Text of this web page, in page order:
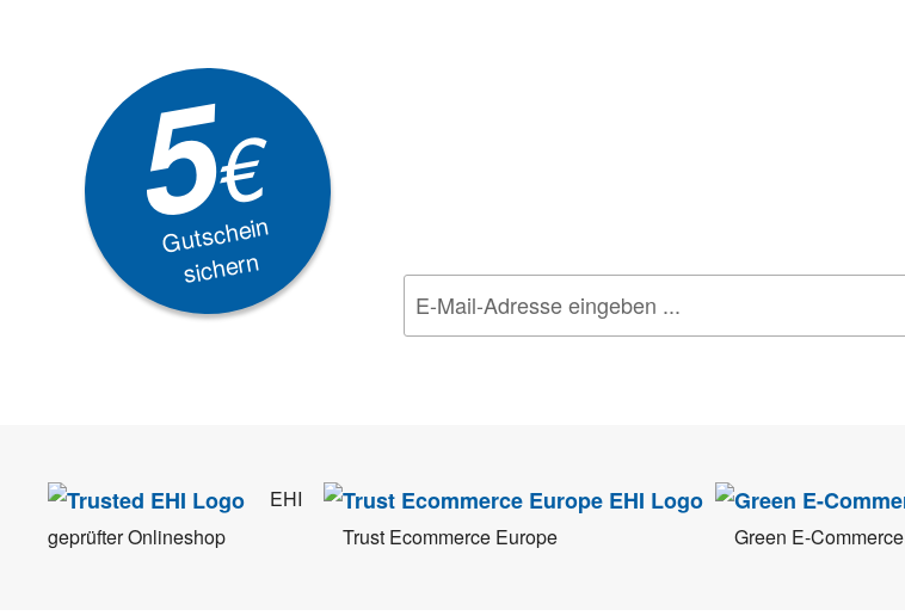
5€
Gutschein
sichern
EHI
geprüfter Onlineshop
Trust Ecommerce Europe Green E-Commerce